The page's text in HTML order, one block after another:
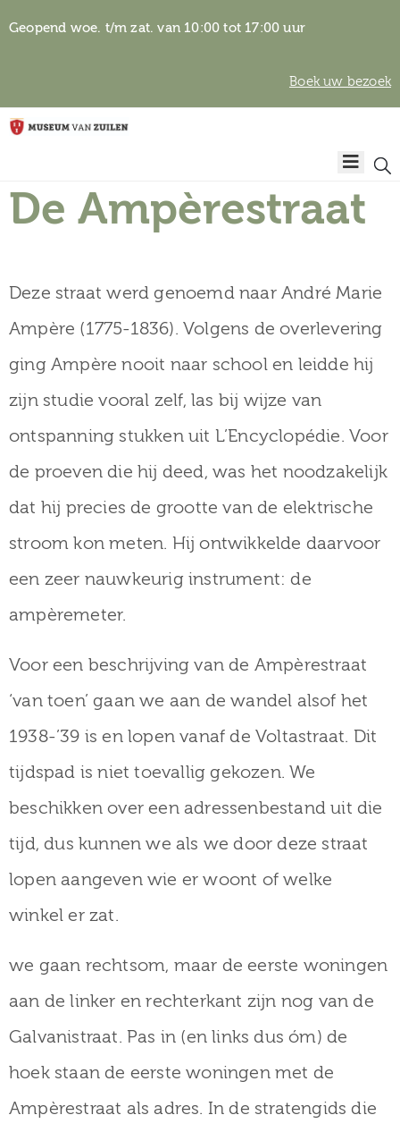
Geopend woe. t/m zat. van 10:00 tot 17:00 uur
Boek uw bezoek
Home
Plan
Over het
museum
Activiteiten
Verhalen
over
Zuilen
De Ampèrestraat
Deze straat werd genoemd naar André Marie
Ampère (1775-1836). Volgens de overlevering
ging Ampère nooit naar school en leidde hij
zijn studie vooral zelf, las bij wijze van
ontspanning stukken uit L’Encyclopédie. Voor
de proeven die hij deed, was het noodzakelijk
dat hij precies de grootte van de elektrische
stroom kon meten. Hij ontwikkelde daarvoor
een zeer nauwkeurig instrument: de
ampèremeter.
Voor een beschrijving van de Ampèrestraat
‘van toen’ gaan we aan de wandel alsof het
1938-’39 is en lopen vanaf de Voltastraat. Dit
tijdspad is niet toevallig gekozen. We
beschikken over een adressenbestand uit die
tijd, dus kunnen we als we door deze straat
lopen aangeven wie er woont of welke
winkel er zat.
we gaan rechtsom, maar de eerste woningen
aan de linker en rechterkant zijn nog van de
Galvanistraat. Pas in (en links dus óm) de
hoek staan de eerste woningen met de
Ampèrestraat als adres. In de stratengids die
Algemene
Auteursrechten